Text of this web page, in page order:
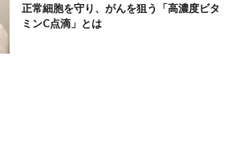
正常細胞を守り、がんを狙う「高濃度ビタ
ミンC点滴」とは